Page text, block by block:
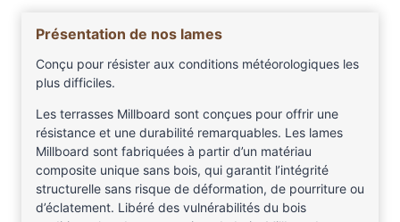
Présentation de nos lames
Conçu pour résister aux conditions météorologiques les
plus difficiles.
Les terrasses Millboard sont conçues pour offrir une
résistance et une durabilité remarquables. Les lames
Millboard sont fabriquées à partir d’un matériau
composite unique sans bois, qui garantit l’intégrité
structurelle sans risque de déformation, de pourriture ou
d’éclatement. Libéré des vulnérabilités du bois